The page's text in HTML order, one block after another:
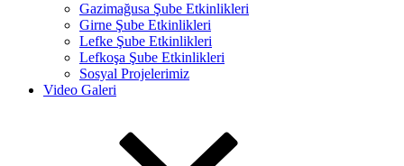
Gazimağusa Şube Etkinlikleri
Girne Şube Etkinlikleri
Lefke Şube Etkinlikleri
Lefkoşa Şube Etkinlikleri
Sosyal Projelerimiz
Video Galeri